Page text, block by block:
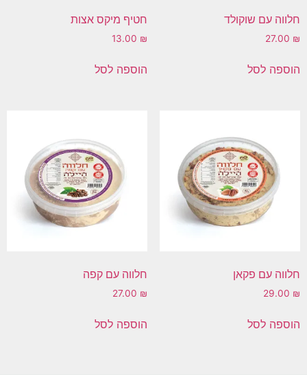
חלווה עם שוקולד
27.00 ₪
הוספה לסל
חטיף מיקס אצות
13.00 ₪
הוספה לסל
חלווה עם פקאן
29.00 ₪
הוספה לסל
חלווה עם קפה
27.00 ₪
הוספה לסל